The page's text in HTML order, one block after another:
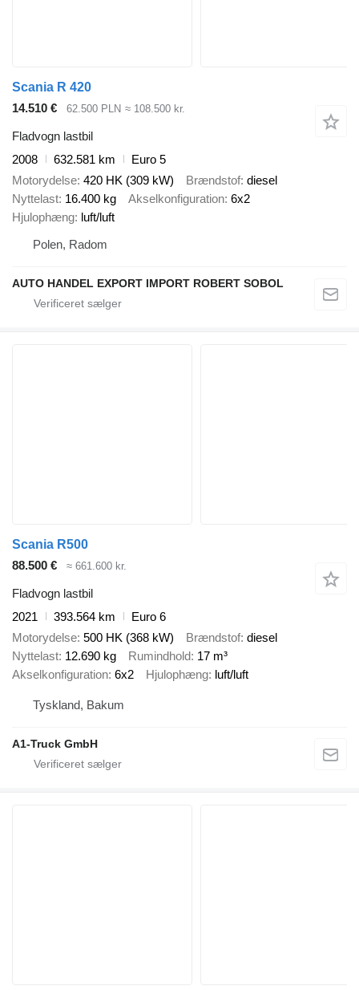
Scania R 420
14.510 €
62.500 PLN ≈ 108.500 kr.
Fladvogn lastbil
2008
632.581 km
Euro 5
Motorydelse 420 HK (309 kW) Brændstof diesel
Nyttelast 16.400 kg Akselkonfiguration 6x2
Hjulophæng luft/luft
Polen, Radom
AUTO HANDEL EXPORT IMPORT ROBERT SOBOL
Scania R500
88.500 €
≈ 661.600 kr.
Fladvogn lastbil
2021
393.564 km
Euro 6
Motorydelse 500 HK (368 kW) Brændstof diesel
Nyttelast 12.690 kg Rumindhold 17 m³
Akselkonfiguration 6x2 Hjulophæng luft/luft
Tyskland, Bakum
A1-Truck GmbH